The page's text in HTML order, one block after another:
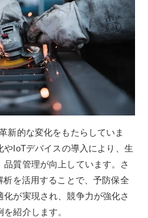
新的な変化をもたらしていま
IoTデバイスの導入により、生
質管理が向上しています。さ
析を活用することで、予防保全
が実現され、競争力が強化さ
紹介します。